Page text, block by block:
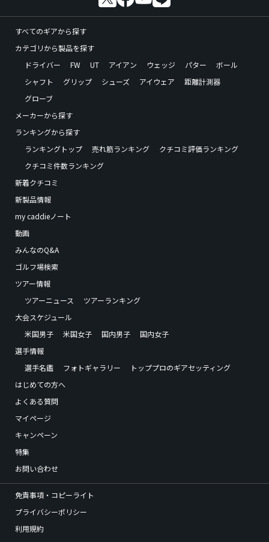
すべてのギアから探す
カテゴリから製品を探す
ドライバー
FW UT アイアン ウェッジ パター
ボール
シャフト
グリップ シューズ アイウェア
距離計測器
グローブ
メーカーから探す
ランキングから探す
ランキングトップ
売れ筋ランキング
クチコミ評価ランキング
クチコミ件数ランキング
新着クチコミ
新製品情報
my caddieノート
動画
みんなのQ&A
ゴルフ場検索
ツアー情報
ツアーニュース
ツアーランキング
大会スケジュール
米国男子
米国女子 国内男子
国内女子
選手情報
選手名鑑
フォトギャラリー
トッププロのギアセッティング
はじめての方へ
よくある質問
マイページ
キャンペーン
特集
お問い合わせ
免責事項・コピーライト
プライバシーポリシー
利用規約